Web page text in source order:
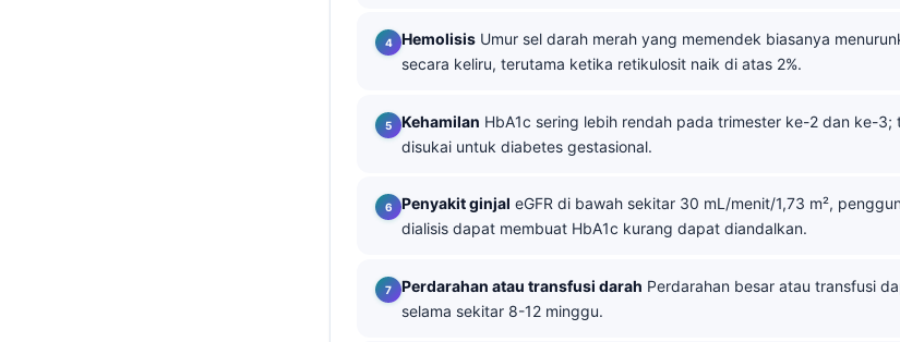
Hemolisis Umur sel darah merah yang memendek biasanya
secara keliru, terutama ketika retikulosit naik di atas 2%.
Kehamilan HbA1c sering lebih rendah pada trimester ke-2 dan ke-3;
disukai untuk diabetes gestasional.
Penyakit ginjal eGFR di bawah sekitar 30 mL/menit/1,73 m²,
dialisis dapat membuat HbA1c kurang dapat diandalkan.
Perdarahan atau transfusi darah Perdarahan besar atau transfusi
selama sekitar 8-12 minggu.